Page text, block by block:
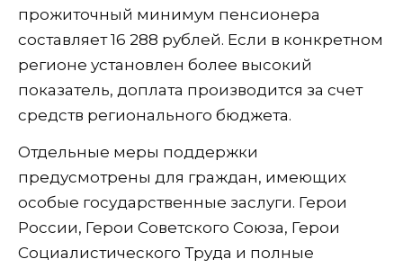
прожиточный минимум пенсионера
составляет 16 288 рублей. Если в конкретном
регионе установлен более высокий
показатель, доплата производится за счет
средств регионального бюджета.
Отдельные меры поддержки
предусмотрены для граждан, имеющих
особые государственные заслуги. Герои
России, Герои Советского Союза, Герои
Социалистического Труда и полные